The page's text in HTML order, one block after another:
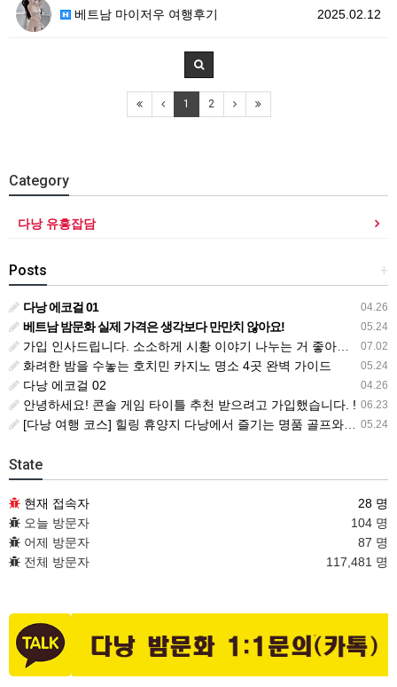
2025.02.12
베트남 마이저우 여행후기
1 2
Category
다낭 유흥잡담
+
Posts
04.26
다낭 에코걸 01
05.24
베트남 밤문화 실제 가격은 생각보다 만만치 않아요!
07.02
가입 인사드립니다. 소소하게 시황 이야기 나누는 거 좋아해요. !!
05.24
화려한 밤을 수놓는 호치민 카지노 명소 4곳 완벽 가이드
04.26
다낭 에코걸 02
06.23
안녕하세요! 콘솔 게임 타이틀 추천 받으려고 가입했습니다. !
05.24
[다낭 여행 코스] 힐링 휴양지 다낭에서 즐기는 명품 골프와 마사지 총정리
State
현재 접속자
28 명
오늘 방문자
104 명
어제 방문자
87 명
전체 방문자
117,481 명